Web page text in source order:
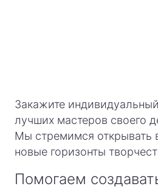
Закажите
лучших мастеров своего
Мы стремимся открывать
новые горизонты
Помогаем